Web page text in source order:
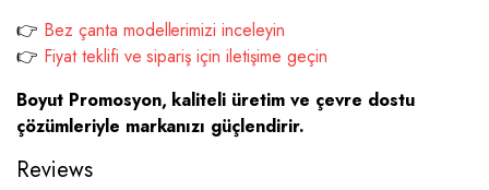
👉 Bez çanta modellerimizi inceleyin
👉 Fiyat teklifi ve sipariş için iletişime geçin
Boyut Promosyon, kaliteli üretim ve çevre dostu
çözümleriyle markanızı güçlendirir.
Reviews